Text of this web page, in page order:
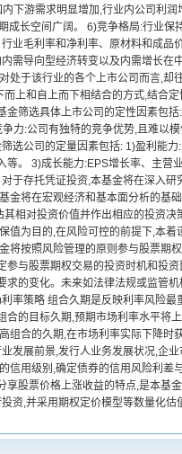
下游需求明显增加,行业内公司利
长空间广阔。 6)竞争格局:行业保
业毛利率和净利率、原材料和成品
需导向型经济转变以及内需增长在
处于该行业的各个上市公司而言,却
上和自上而下相结合的方式,结合
筛选具体上市公司的定性因素包
力:公司有独特的竞争优势,且难以
选公司的定量因素包括: 1)盈利能
。 3)成长能力:EPS增长率、主营
于存托凭证投资,本基金将在深入
金将在宏观经济和基本面分析的基
相对投资价值并作出相应的投资决
为目的,在风险可控的前提下,本着
将按照风险管理的原则参与股票期
与股票期权交易的投资时机和投
的变化。未来如法律法规或监管
率策略 组合久期是反映利率风险最
的目标久期,预期市场利率水平将
合的久期,在市场利率实际下降时
发展前景,发行人业务发展状况,企
信用级别,确定债券的信用风险利差
股票价格上涨收益的特点,是本基
资,并采用期权定价模型等数量化估